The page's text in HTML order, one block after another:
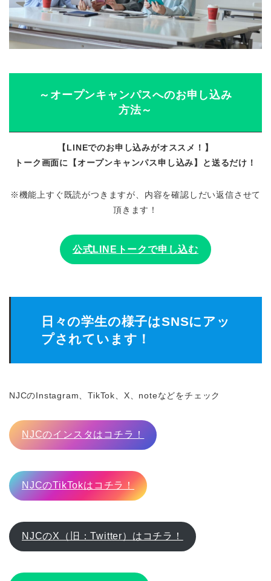
～オープンキャンパスへのお申し込み
方法～
【LINEでのお申し込みがオススメ！】
トーク画面に【オープンキャンパス申し込み】と送るだけ！
※機能上すぐ既読がつきますが、内容を確認しだい返信させて
頂きます！
公式LINEトークで申し込む
日々の学生の様子はSNSにアッ
プされています！
NJCのInstagram、TikTok、X、noteなどをチェック
NJCのインスタはコチラ！
NJCのTikTokはコチラ！
NJCのX（旧：Twitter）はコチラ！